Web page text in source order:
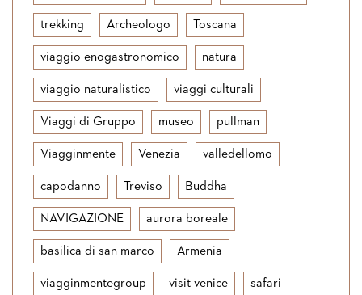
trekking Archeologo Toscana
viaggio enogastronomico natura
viaggio naturalistico viaggi culturali
Viaggi di Gruppo museo pullman
Viagginmente Venezia valledellomo
capodanno Treviso Buddha
NAVIGAZIONE aurora boreale
basilica di san marco Armenia
viagginmentegroup visit venice safari